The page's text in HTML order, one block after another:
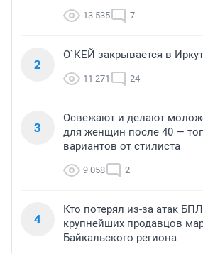
13 535 7
2
О`КЕЙ закрывается в
11 271 24
3
Освежают и делают
для женщин после 40 —
вариантов от стилиста
9 058 2
4
Кто потерял из-за атак
крупнейших продавцов
Байкальского региона